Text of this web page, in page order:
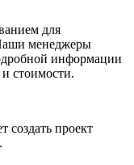
для
менеджеры
информации
стоимости.
создать проект